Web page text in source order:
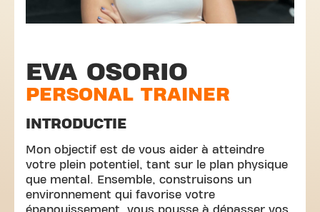
EVA OSORIO
PERSONAL TRAINER
INTRODUCTIE
Mon objectif est de vous aider à atteindre
votre plein potentiel, tant sur le plan physique
que mental. Ensemble, construisons un
environnement qui favorise votre